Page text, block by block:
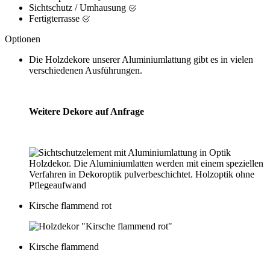
Sichtschutz / Umhausung
Fertigterrasse
Optionen
Die Holzdekore unserer Aluminiumlattung gibt es in vielen
verschiedenen Ausführungen.
Weitere Dekore auf Anfrage
Kirsche flammend rot
Kirsche flammend